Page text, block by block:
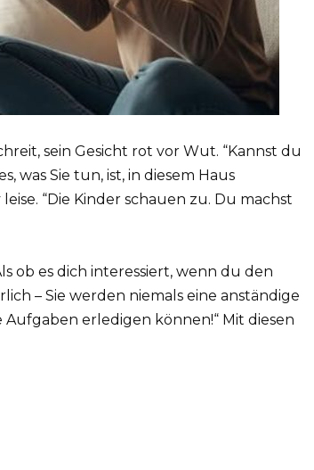
sein Gesicht rot vor Wut. “Kannst du
was Sie tun, ist, in diesem Haus
“Die Kinder schauen zu. Du machst
ob es dich interessiert, wenn du den
– Sie werden niemals eine anständige
erledigen können!“ Mit diesen